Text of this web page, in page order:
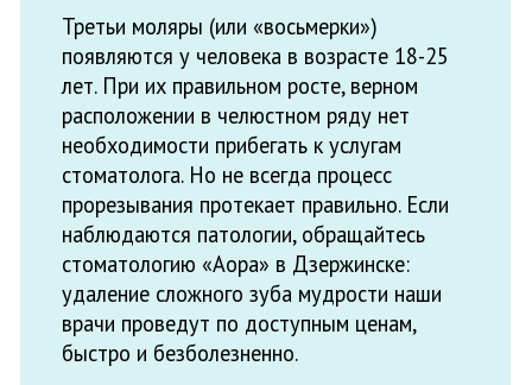
стоматологию «Аора» в Дзержинске:
удаление сложного зуба мудрости наши
врачи проведут по доступным ценам,
быстро и безболезненно.